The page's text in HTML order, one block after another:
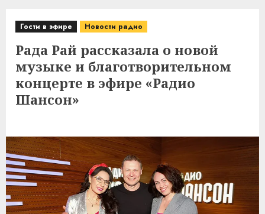
Гости в эфире Новости радио
Рада Рай рассказала о новой
музыке и благотворительном
концерте в эфире «Радио
Шансон»